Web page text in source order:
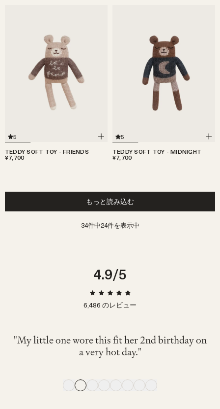
5
TEDDY SOFT TOY - FRIENDS
¥7,700
5
TEDDY SOFT TOY - MIDNIGHT
¥7,700
もっと読み込む
34件中24件を表示中
4.9/5
6,486のレビュー
"My 4 month old wore this and looked great
and comfortable."
"My little one wore this fit her 2nd birthday on
a very hot day."
"The colors are neutral and respect natural
tones."
"可愛くて着心地が良く、動きやすそうでし
た。サロペットですが脱ぎ着しやすいのも
良かったです。"
"色々なTシャツやブラウスに相性◎ 素材も
気持ちよく、この青色が夏らしさをさらに
出してくれてとても良かったです!!"
"Soft and comfortable."
"The navy color is cute and stylish. It looks
comfortable to wear."
"Very comfy. I've bought the same model for
winter. I love it"